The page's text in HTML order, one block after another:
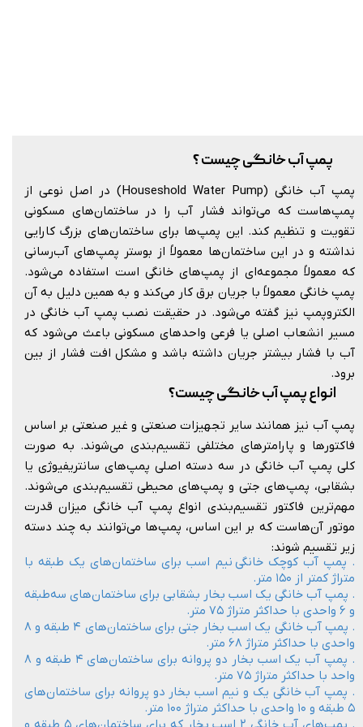
پمپ آب خانگی چیست ؟
پمپ آب خانگی (Houseshold Water Pump) در اصل نوعی از
پمپ‌هاست که می‌تواند فشار آب را در ساختمان‌های مسکونی
تقویت و تنظیم کند. این پمپ‌ها برای ساختمان‌های بزرگ کارایی
نداشته و در این ساختمان‌ها معمولاً از بوستر پمپ‌های آب‌رسانی
که معمولاً مجموعه‌ای از پمپ‌های خانگی است استفاده می‌شود.
پمپ خانگی معمولاً با جریان برق‌ کار می‌کند و به همین دلیل به آن
الکتروپمپ نیز گفته می‌شود. در حقیقت نصب پمپ آب خانگی در
مسیر انشعاب اصلی یا فرعی واحدهای مسکونی باعث می‌شود که
آب با فشار بیشتر جریان داشته باشد و مشکل افت فشار از بین
برود.
انواع پمپ آب خانگی چیست؟
پمپ آب نیز همانند سایر تجهیزات صنعتی و غیر صنعتی بر اساس
فاکتورها و پارامترهای مختلفی تقسیم‌بندی می‌شوند. به صورت
کلی پمپ آب خانگی در سه دسته اصلی پمپ‌های سانتریفیوژی یا
بشقابی، پمپ‌های جتی و پمپ‌های محیطی تقسیم‌بندی می‌شوند.
مهم‌ترین فاکتور تقسیم‌بندی انواع پمپ آب خانگی میزان قدرت
موتور آن‌هاست که بر این اساس، پمپ‌ها می‌توانند به چند دسته
زیر تقسیم شوند:
. پمپ آب کوچک خانگی نیم اسب برای ساختمان‌های یک طبقه با
متراژ کمتر از ۱۵۰ متر.
. پمپ آب خانگی یک اسب بخار بشقابی برای ساختمان‌های سه‌طبقه
و ۶ واحدی با حداکثر متراژ ۷۵ متر.
. پمپ آب خانگی یک اسب بخار جتی برای ساختمان‌های ۴ طبقه و ۸
واحدی با حداکثر متراژ ۶۸ متر.
. پمپ آب یک اسب بخار دو پروانه برای ساختمان‌های ۴ طبقه و ۸
واحد با حداکثر متراژ ۷۵ متر.
. پمپ آب خانگی یک و نیم اسب بخار دو پروانه برای ساختمان‌های
۵ طبقه و ۱۰ واحدی با حداکثر متراژ ۱۰۰ متر.